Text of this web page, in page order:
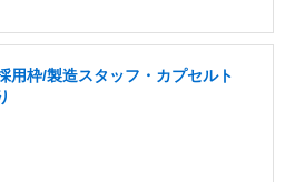
用枠/製造スタッフ・カプセルト